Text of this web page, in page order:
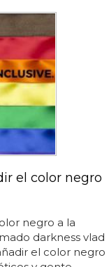
el color negro
negro a la
darkness vlad
el color negro